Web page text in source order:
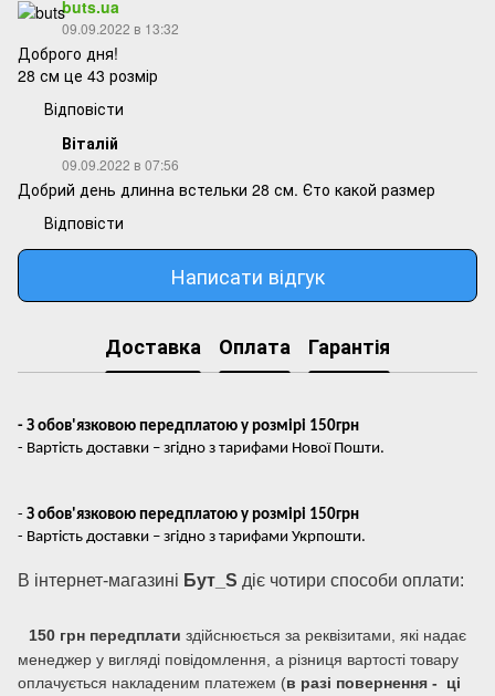
buts.ua
09.09.2022 в 13:32
Доброго дня!
28 см це 43 розмір
Відповісти
Віталій
09.09.2022 в 07:56
Добрий день длинна встельки 28 см. Єто какой размер
Відповісти
Написати відгук
Доставка Оплата Гарантія
- З обов'язковою передплатою у розмірі 150грн
- Вартість доставки – згідно з тарифами Нової Пошти.
- З обов'язковою передплатою у розмірі 150грн
- Вартість доставки – згідно з тарифами Укрпошти.
В інтернет-магазині Бут_S діє чотири способи оплати:
150 грн передплати здійснюється за реквізитами, які надає
менеджер у вигляді повідомлення, а різниця вартості товару
оплачується накладеним платежем (в разі повернення - ці